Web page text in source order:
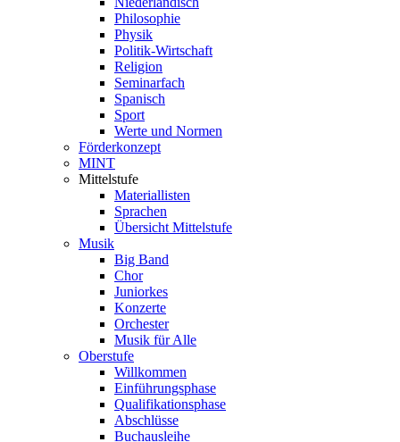
Philosophie
Physik
Politik-Wirtschaft
Religion
Seminarfach
Spanisch
Sport
Werte und Normen
Förderkonzept
MINT
Mittelstufe
Materiallisten
Sprachen
Übersicht Mittelstufe
Musik
Big Band
Chor
Juniorkes
Konzerte
Orchester
Musik für Alle
Oberstufe
Willkommen
Einführungsphase
Qualifikationsphase
Abschlüsse
Buchausleihe